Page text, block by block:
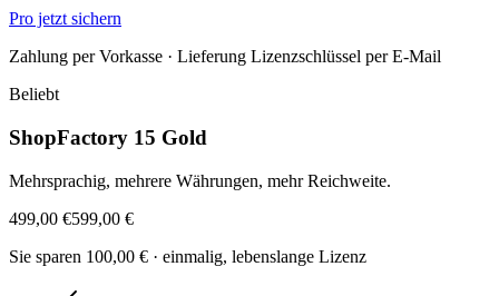
Pro jetzt sichern
Zahlung per Vorkasse · Lieferung Lizenzschlüssel per E-Mail
Beliebt
ShopFactory 15 Gold
Mehrsprachig, mehrere Währungen, mehr Reichweite.
499,00 €599,00 €
Sie sparen 100,00 € · einmalig, lebenslange Lizenz